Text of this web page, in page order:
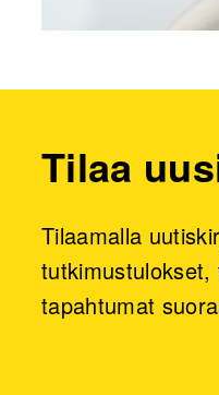
Tilaa
Tilaamalla
tutkimustulokset,
tapahtumat